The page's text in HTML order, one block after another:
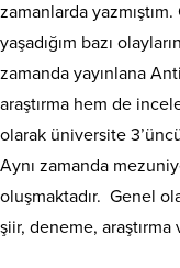
zamanlarda
yaşadığım bazı
zamanda yayınlana
araştırma hem de
olarak üniversite
Aynı zamanda
oluşmaktadır. Genel
şiir, deneme,